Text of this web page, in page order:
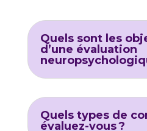
Quels sont les
d’une évaluation
Quels types de
évaluez-vous ?